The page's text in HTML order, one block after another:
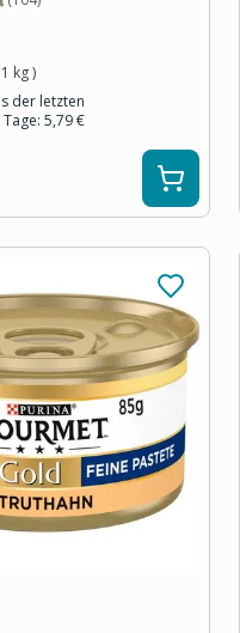
kg)
der letzten
5,79 €